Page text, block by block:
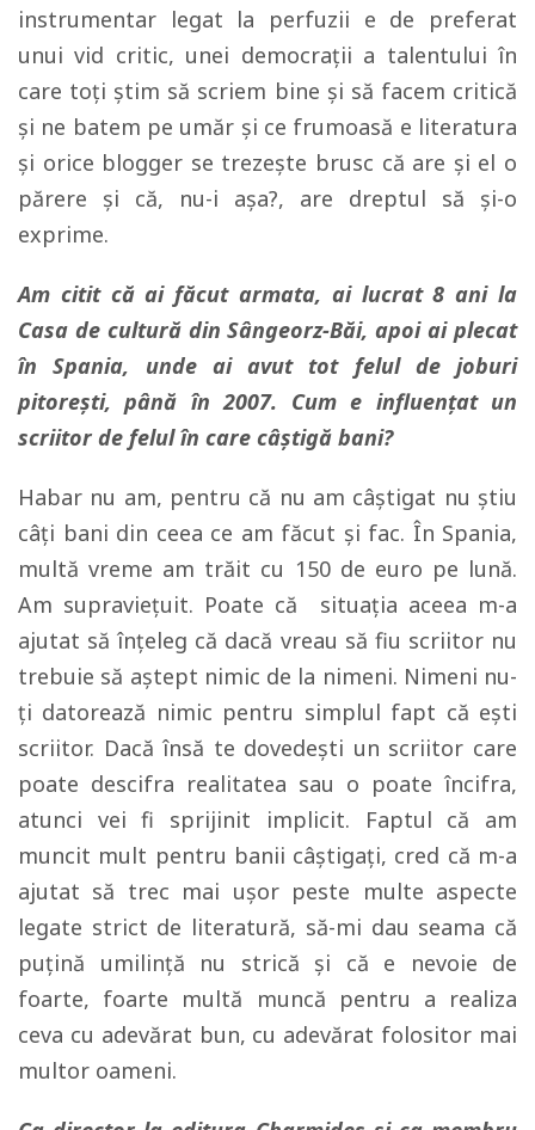
instrumentar legat la perfuzii e de preferat
unui vid critic, unei democrații a talentului în
care toți știm să scriem bine și să facem critică
și ne batem pe umăr și ce frumoasă e literatura
și orice blogger se trezește brusc că are și el o
părere și că, nu-i așa?, are dreptul să și-o
exprime.
Am citit că ai făcut armata, ai lucrat 8 ani la
Casa de cultură din Sângeorz-Băi, apoi ai plecat
în Spania, unde ai avut tot felul de joburi
pitorești, până în 2007. Cum e influențat un
scriitor de felul în care câștigă bani?
Habar nu am, pentru că nu am câștigat nu știu
câți bani din ceea ce am făcut și fac. În Spania,
multă vreme am trăit cu 150 de euro pe lună.
Am supraviețuit. Poate că situația aceea m-a
ajutat să înțeleg că dacă vreau să fiu scriitor nu
trebuie să aștept nimic de la nimeni. Nimeni nu-
ți datorează nimic pentru simplul fapt că ești
scriitor. Dacă însă te dovedești un scriitor care
poate descifra realitatea sau o poate încifra,
atunci vei fi sprijinit implicit. Faptul că am
muncit mult pentru banii câștigați, cred că m-a
ajutat să trec mai ușor peste multe aspecte
legate strict de literatură, să-mi dau seama că
puțină umilință nu strică și că e nevoie de
foarte, foarte multă muncă pentru a realiza
ceva cu adevărat bun, cu adevărat folositor mai
multor oameni.